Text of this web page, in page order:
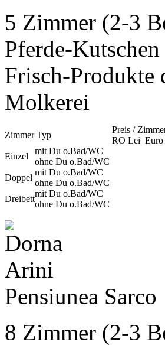
5 Zimmer (2-3
Pferde-
Frisch-Produkte
Molkerei
Zimmer Typ
Preis /
RO Lei Euro
Einzel
mit Du o.Bad/WC
ohne Du o.Bad/WC
Doppel
mit Du o.Bad/WC
ohne Du o.Bad/WC
Dreibett
mit Du o.Bad/WC
ohne Du o.Bad/WC
Pensiunea Sarco
8 Zimmer (2-3